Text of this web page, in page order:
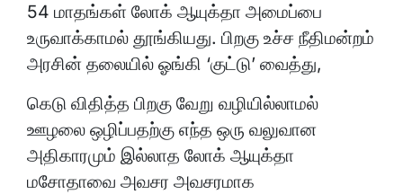
54 மாதங்கள் லோக் ஆயுக்தா அமைப்பை
உருவாக்காமல் தூங்கியது. பிறகு உச்ச நீதிமன்றம்
அரசின் தலையில் ஓங்கி ‘குட்டு’ வைத்து,
கெடு விதித்த பிறகு வேறு வழியில்லாமல்
ஊழலை ஒழிப்பதற்கு எந்த ஒரு வலுவான
அதிகாரமும் இல்லாத லோக் ஆயுக்தா
மசோதாவை அவசர அவசரமாக